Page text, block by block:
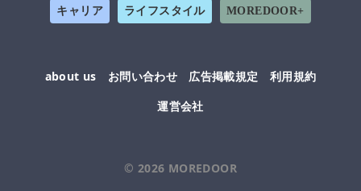
キャリア ライフスタイル MOREDOOR+
about us お問い合わせ 広告掲載規定
利用規約
運営会社
© 2026 MOREDOOR